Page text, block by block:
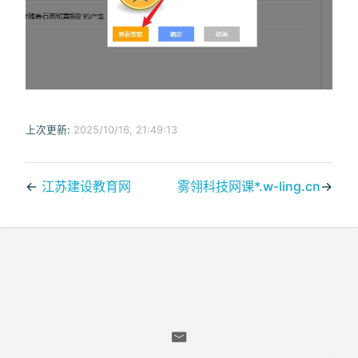
上次更新: 2025/10/16, 21:49:13
← 江苏建设教育网 雾翎科技网课*.w-ling.cn→